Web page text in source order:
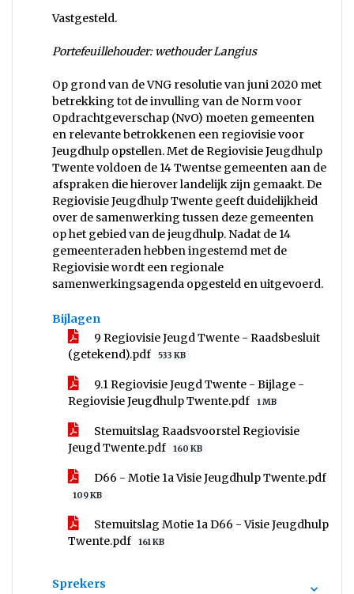
Vastgesteld.
Portefeuillehouder: wethouder Langius
Op grond van de VNG resolutie van juni 2020 met
betrekking tot de invulling van de Norm voor
Opdrachtgeverschap (NvO) moeten gemeenten
en relevante betrokkenen een regiovisie voor
Jeugdhulp opstellen. Met de Regiovisie Jeugdhulp
Twente voldoen de 14 Twentse gemeenten aan de
afspraken die hierover landelijk zijn gemaakt. De
Regiovisie Jeugdhulp Twente geeft duidelijkheid
over de samenwerking tussen deze gemeenten
op het gebied van de jeugdhulp. Nadat de 14
gemeenteraden hebben ingestemd met de
Regiovisie wordt een regionale
samenwerkingsagenda opgesteld en uitgevoerd.
Bijlagen
9 Regiovisie Jeugd Twente - Raadsbesluit
(getekend).pdf
533 KB
9.1 Regiovisie Jeugd Twente - Bijlage -
Regiovisie Jeugdhulp Twente.pdf
1 MB
Stemuitslag Raadsvoorstel Regiovisie
Jeugd Twente.pdf
160 KB
D66 - Motie 1a Visie Jeugdhulp Twente.pdf
109 KB
Stemuitslag Motie 1a D66 - Visie Jeugdhulp
Twente.pdf
161 KB
Sprekers